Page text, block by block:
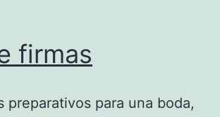
firmas
preparativos para una boda,